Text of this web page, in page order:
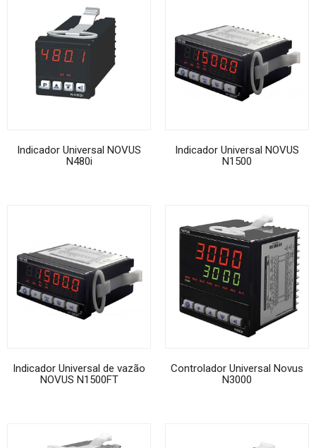
Indicador Universal NOVUS
N480i
Indicador Universal NOVUS
N1500
Indicador Universal de vazão
NOVUS N1500FT
Controlador Universal Novus
N3000